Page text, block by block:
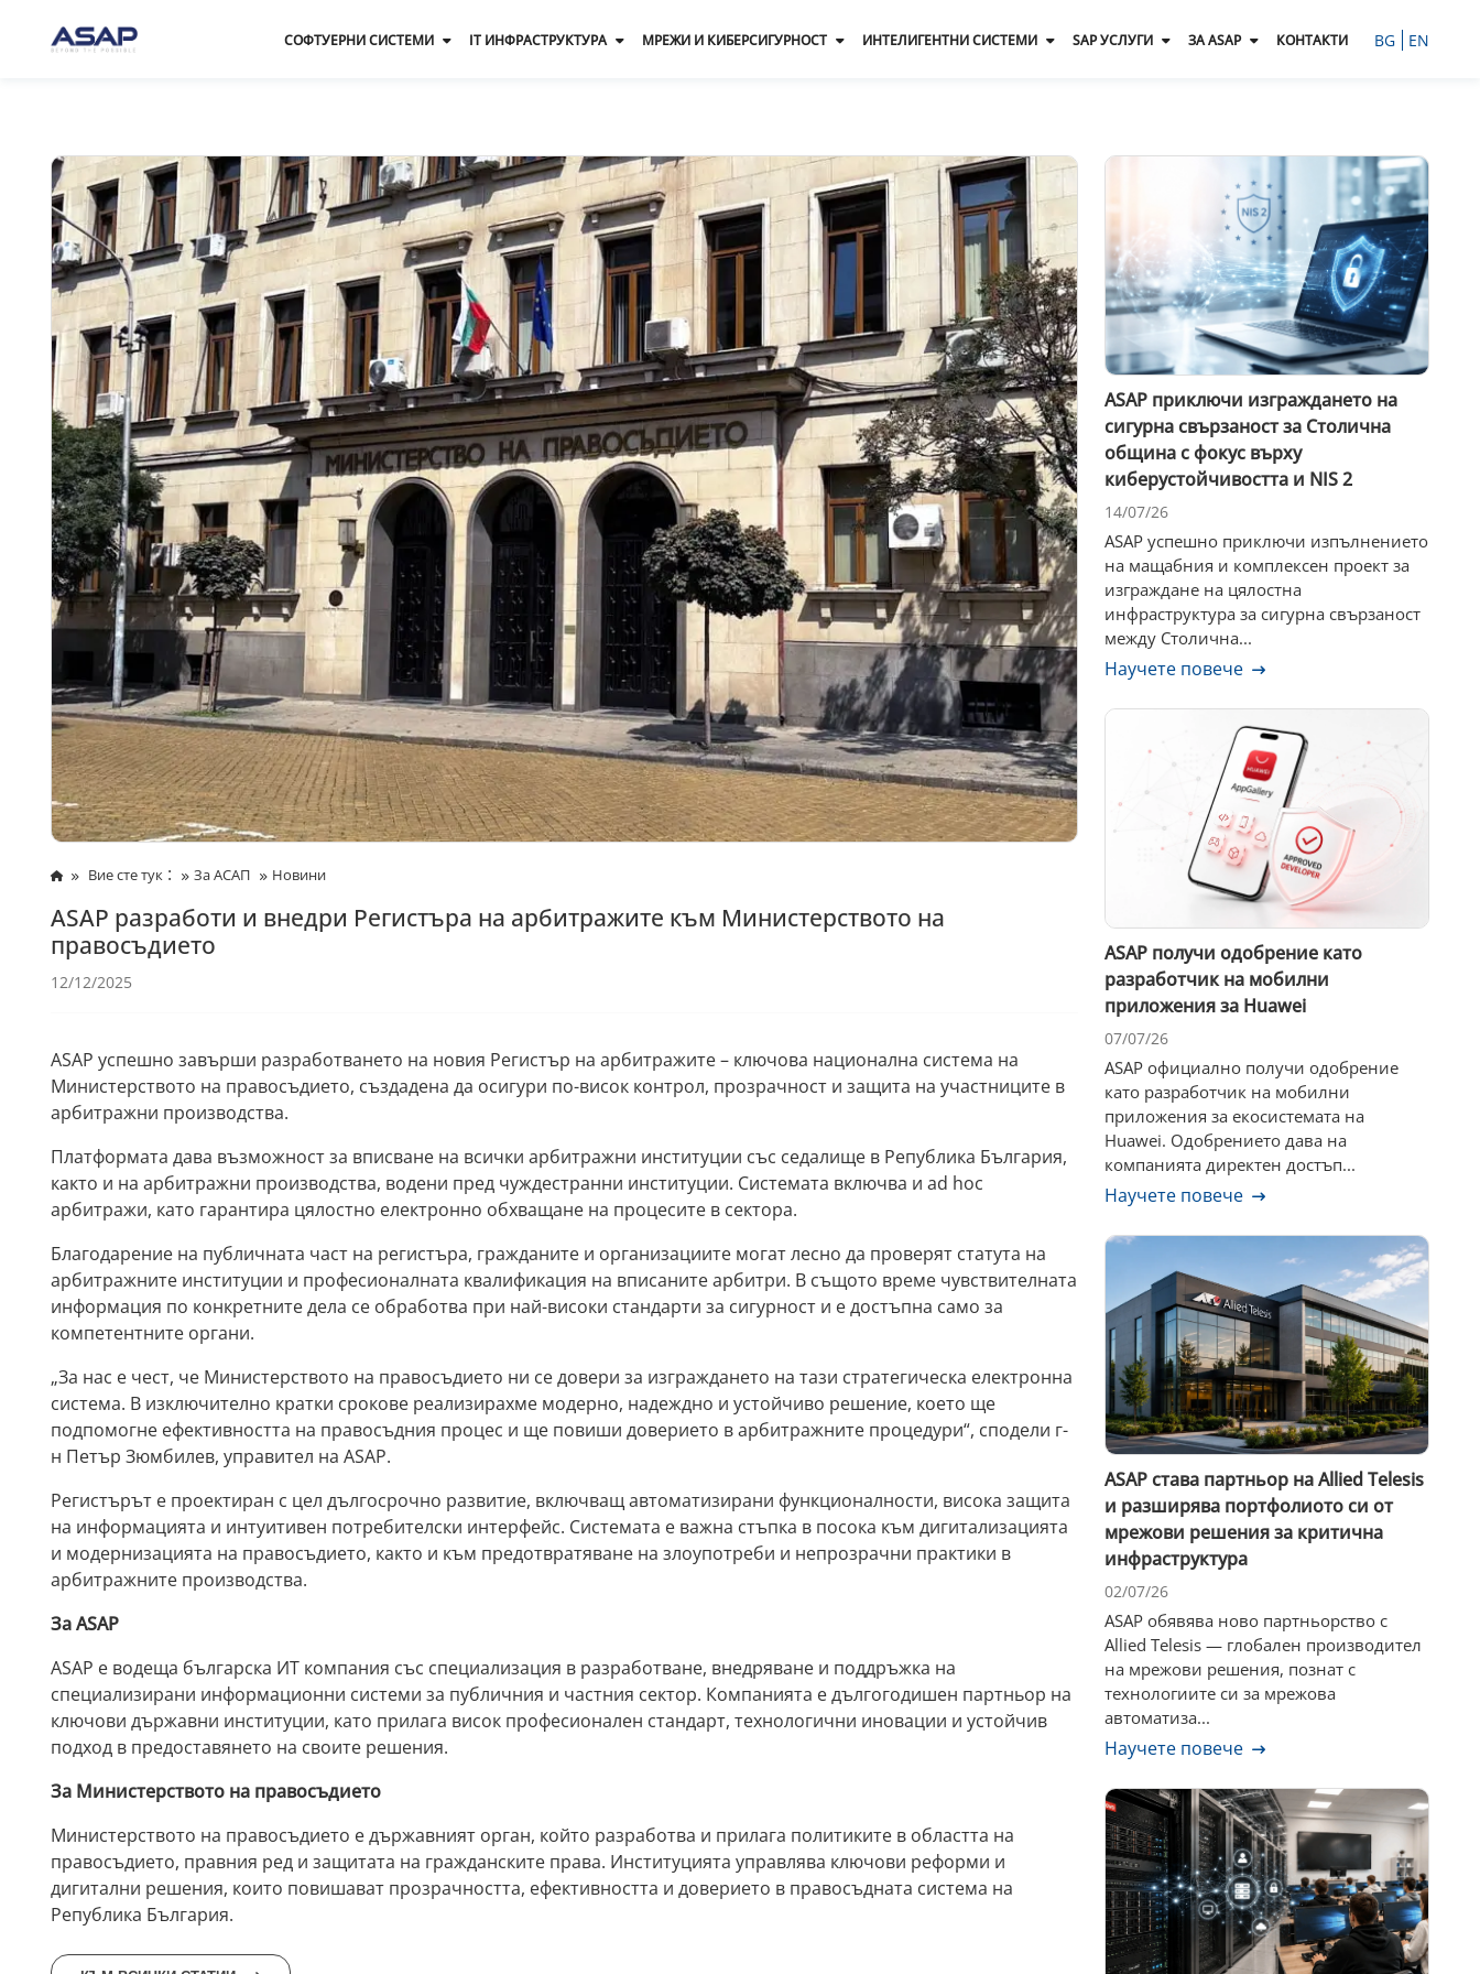
СОФТУЕРНИ СИСТЕМИ IT ИНФРАСТРУКТУРА МРЕЖИ И КИБЕРСИГУРНОСТ ИНТЕЛИГЕНТНИ СИСТЕМИ SAP УСЛУГИ ЗА ASAP КОНТАКТИ BG EN
Вие сте тук: За АСАП Новини
ASAP разработи и внедри Регистъра на арбитражите към Министерството на
правосъдието
12/12/2025
ASAP успешно завърши разработването на новия Регистър на арбитражите – ключова национална система на
Министерството на правосъдието, създадена да осигури по-висок контрол, прозрачност и защита на участниците в
арбитражни производства.
Платформата дава възможност за вписване на всички арбитражни институции със седалище в Република България,
както и на арбитражни производства, водени пред чуждестранни институции. Системата включва и ad hoc
арбитражи, като гарантира цялостно електронно обхващане на процесите в сектора.
Благодарение на публичната част на регистъра, гражданите и организациите могат лесно да проверят статута на
арбитражните институции и професионалната квалификация на вписаните арбитри. В същото време чувствителната
информация по конкретните дела се обработва при най-високи стандарти за сигурност и е достъпна само за
компетентните органи.
„За нас е чест, че Министерството на правосъдието ни се довери за изграждането на тази стратегическа електронна
система. В изключително кратки срокове реализирахме модерно, надеждно и устойчиво решение, което ще
подпомогне ефективността на правосъдния процес и ще повиши доверието в арбитражните процедури“, сподели г-
н Петър Зюмбилев, управител на ASAP.
Регистърът е проектиран с цел дългосрочно развитие, включващ автоматизирани функционалности, висока защита
на информацията и интуитивен потребителски интерфейс. Системата е важна стъпка в посока към дигитализацията
и модернизацията на правосъдието, както и към предотвратяване на злоупотреби и непрозрачни практики в
арбитражните производства.
За ASAP
ASAP е водеща българска ИТ компания със специализация в разработване, внедряване и поддръжка на
специализирани информационни системи за публичния и частния сектор. Компанията е дългогодишен партньор на
ключови държавни институции, като прилага висок професионален стандарт, технологични иновации и устойчив
подход в предоставянето на своите решения.
За Министерството на правосъдието
Министерството на правосъдието е държавният орган, който разработва и прилага политиките в областта на
правосъдието, правния ред и защитата на гражданските права. Институцията управлява ключови реформи и
дигитални решения, които повишават прозрачността, ефективността и доверието в правосъдната система на
Република България.
ASAP приключи изграждането на
сигурна свързаност за Столична
община с фокус върху
киберустойчивостта и NIS 2
14/07/26
ASAP успешно приключи изпълнението
на мащабния и комплексен проект за
изграждане на цялостна
инфраструктура за сигурна свързаност
между Столична...
Научете повече
ASAP получи одобрение като
разработчик на мобилни
приложения за Huawei
07/07/26
ASAP официално получи одобрение
като разработчик на мобилни
приложения за екосистемата на
Huawei. Одобрението дава на
компанията директен достъп...
Научете повече
ASAP става партньор на Allied Telesis
и разширява портфолиото си от
мрежови решения за критична
инфраструктура
02/07/26
ASAP обявява ново партньорство с
Allied Telesis — глобален производител
на мрежови решения, познат с
технологиите си за мрежова
автоматиза...
Научете повече